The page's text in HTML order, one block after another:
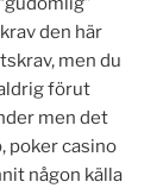
den här
men du
förut
men det
poker casino
någon källa